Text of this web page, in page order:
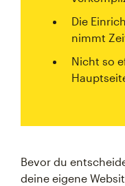
Die
nimmt
Nicht so
Bevor du
deine eigene